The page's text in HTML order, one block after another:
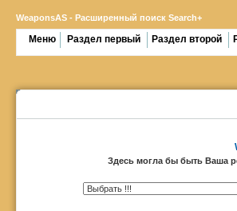
WeaponsAS - Расширенный поиск Search+
Меню Раздел первый Раздел второй
Здесь могла бы быть Ваша